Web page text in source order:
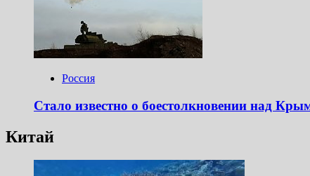
Россия
Стало известно о боестолкновении над
Китай